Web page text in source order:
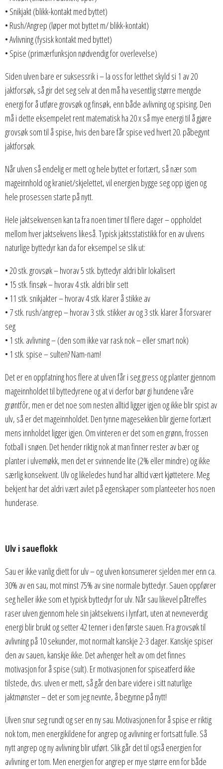
• Snikjakt (blikk-kontakt med byttet)
• Rush/Angrep (løper mot byttet m/ blikk-kontakt)
• Avlivning (fysisk kontakt med byttet)
• Spise (primærfunksjon nødvendig for overlevelse)
Siden ulven bare er suksessrik i – la oss for letthet skyld si 1 av 20
jaktforsøk, så gir det seg selv at den må ha vesentlig større mengde
energi for å utføre grovsøk og finsøk, enn både avlivning og spising. Den
må i dette eksempelet rent matematisk ha 20 x så mye energi til å gjøre
grovsøk som til å spise, hvis den bare får spise ved hvert 20. påbegynt
jaktforsøk.
Når ulven så endelig er mett og hele byttet er fortært, så nær som
mageinnhold og kraniet/skjelettet, vil energien bygge seg opp igjen og
hele prosessen starte på nytt.
Hele jaktsekvensen kan ta fra noen timer til flere dager – oppholdet
mellom hver jaktsekvens likeså. Typisk jaktsstatistikk for en av ulvens
naturlige byttedyr kan da for eksempel se slik ut:
• 20 stk. grovsøk – hvorav 5 stk. byttedyr aldri blir lokalisert
• 15 stk. finsøk – hvorav 4 stk. aldri blir sett
• 11 stk. snikjakter – hvorav 4 stk. klarer å stikke av
• 7 stk. rush/angrep – hvorav 3 stk. stikker av og 3 stk. klarer å forsvarer
seg
• 1 stk. avlivning – (den som ikke var rask nok – eller smart nok)
• 1 stk. spise – sulten? Nam-nam!
Det er en oppfatning hos flere at ulven får i seg gress og planter gjennom
mageinnholdet til byttedyrene og at vi derfor bør gi hundene våre
grøntfôr, men er det noe som nesten alltid ligger igjen og ikke blir spist av
ulv, så er det mageinnholdet. Den tynne magesekken blir gjerne fortært
mens innholdet ligger igjen. Om vinteren er det som en grønn, frossen
fotball i snøen. Det hender riktig nok at man finner rester av bær og
planter i ulvemøkk, men det er svinnende lite (2% eller mindre) og ikke
særlig konsekvent. Ulv og likeledes hund har alltid vært kjøttetere. Meg
bekjent har det aldri vært avlet på egenskaper som planteeter hos noen
hunderase.
Ulv i saueflokk
Sau er ikke vanlig diett for ulv – og ulven konsumerer sjelden mer enn ca.
30% av en sau, mot minst 75% av sine normale byttedyr. Sauen oppfører
seg heller ikke som et typisk byttedyr for ulv. Når sau likevel påtreffes
raser ulven gjennom hele sin jaktsekvens i lynfart, uten at nevneverdig
energi blir brukt og setter 42 tenner i den første sauen. Fra grovsøk til
avlivning på 10 sekunder, mot normalt kanskje 2-3 dager. Kanskje spiser
den av sauen, kanskje ikke. Det avhenger helt av om det finnes
motivasjon for å spise (sult). Er motivasjonen for spiseatferd ikke
tilstede, dvs. ulven er mett, så går den bare videre i sitt naturlige
jaktmønster – det er som jeg nevnte, å begynne på nytt!
Ulven snur seg rundt og ser en ny sau. Motivasjonen for å spise er riktig
nok tom, men energikildene for angrep og avlivning er fortsatt fulle. Så
nytt angrep og ny avlivning blir utført. Slik går det til også energien for
avlivning er tom. Men energien for angrep er mye større enn for både